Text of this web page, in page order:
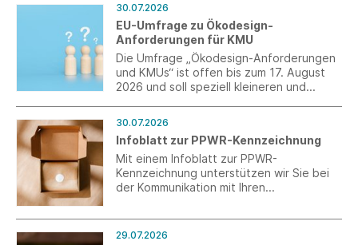
Verordnung (KI-VO)
30.07.2026
EU-Umfrage zu Ökodesign-
Anforderungen für KMU
Die Umfrage „Ökodesign-Anforderungen
und KMUs“ ist offen bis zum 17. August
2026 und soll speziell kleineren und
30.07.2026
Infoblatt zur PPWR-Kennzeichnung
Mit einem Infoblatt zur PPWR-
Kennzeichnung unterstützen wir Sie bei
der Kommunikation mit Ihren
29.07.2026